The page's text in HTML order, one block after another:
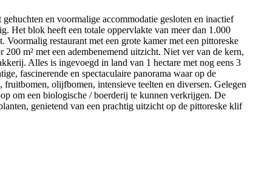
en voormalige accommodatie gesloten en inactief
Het blok heeft een totale oppervlakte van meer dan 1.000
restaurant met een grote kamer met een pittoreske
m² met een adembenemend uitzicht. Niet ver van de kern,
Alles is ingevoegd in land van 1 hectare met nog eens 3
fascinerende en spectaculaire panorama waar op de
olijfbomen, intensieve teelten en diversen. Gelegen
om een biologische / boerderij te kunnen verkrijgen. De
genietend van een prachtig uitzicht op de pittoreske klif